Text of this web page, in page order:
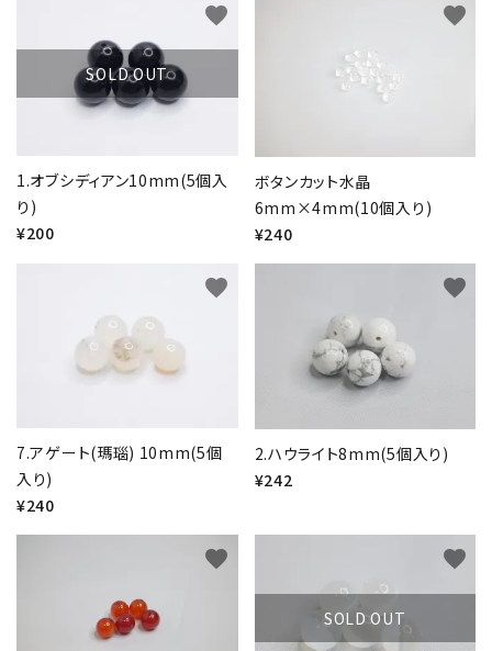
SOLD OUT
1.オブシディアン10mm(5個入
り)
¥200
favorite
ボタンカット水晶
6mm×4mm(10個入り)
¥240
favorite
7.アゲート(瑪瑙) 10mm(5個
入り)
¥240
favorite
2.ハウライト8mm(5個入り)
¥242
favorite
favorite
SOLD OUT
favorite
キーワード